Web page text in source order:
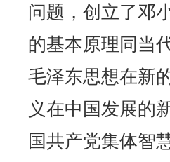
问题，创立了邓
的基本原理同当
毛泽东思想在新
义在中国发展的
国共产党集体智